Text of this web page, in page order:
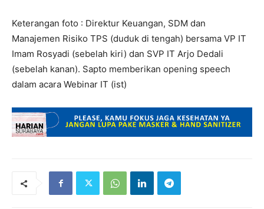
Keterangan foto : Direktur Keuangan, SDM dan
Manajemen Risiko TPS (duduk di tengah) bersama VP IT
Imam Rosyadi (sebelah kiri) dan SVP IT Arjo Dedali
(sebelah kanan). Sapto memberikan opening speech
dalam acara Webinar IT (ist)